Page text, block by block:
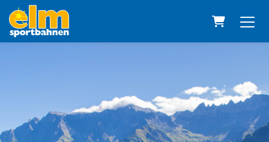
Warenkorb